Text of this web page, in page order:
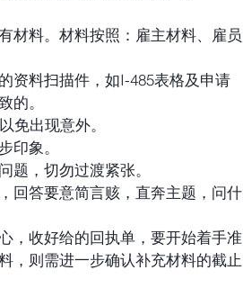
材料。材料按照：雇主材料、雇员
资料扫描件，如I-485表格及申请
的。
免出现意外。
印象。
题，切勿过渡紧张。
回答要意简言赅，直奔主题，问什
，收好给的回执单，要开始着手准
，则需进一步确认补充材料的截止